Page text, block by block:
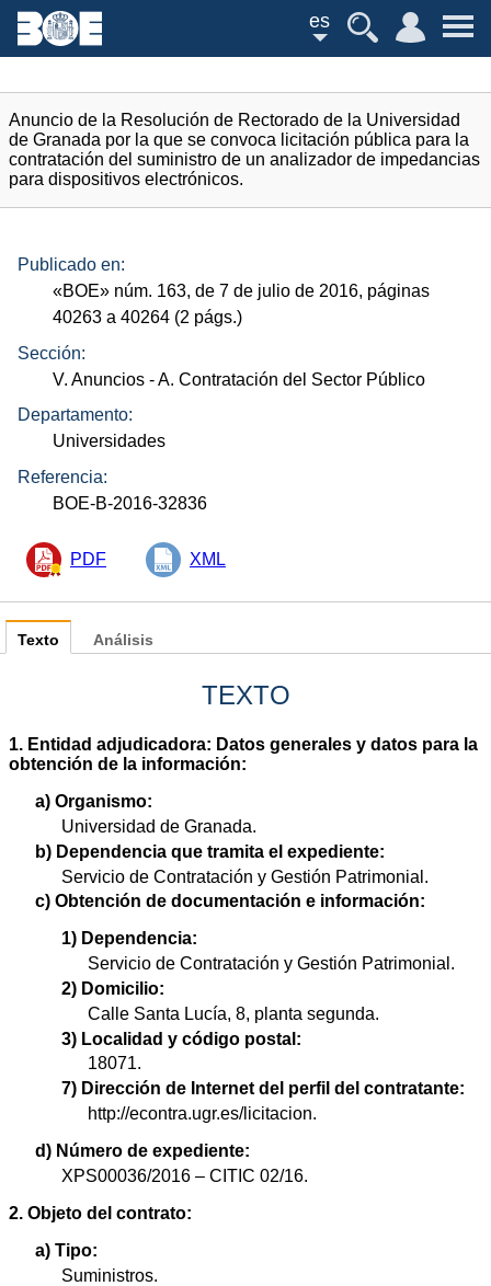
es
Anuncio de la Resolución de Rectorado de la Universidad
de Granada por la que se convoca licitación pública para la
contratación del suministro de un analizador de impedancias
para dispositivos electrónicos.
Publicado en:
«BOE» núm. 163, de 7 de julio de 2016, páginas
40263 a 40264 (2 págs.)
Sección:
V. Anuncios - A. Contratación del Sector Público
Departamento:
Universidades
Referencia:
BOE-B-2016-32836
PDF XML
Texto
TEXTO
1. Entidad adjudicadora: Datos generales y datos para la
obtención de la información:
a) Organismo:
Universidad de Granada.
b) Dependencia que tramita el expediente:
Servicio de Contratación y Gestión Patrimonial.
c) Obtención de documentación e información:
1) Dependencia:
Servicio de Contratación y Gestión Patrimonial.
2) Domicilio:
Calle Santa Lucía, 8, planta segunda.
3) Localidad y código postal:
18071.
7) Dirección de Internet del perfil del contratante:
http://econtra.ugr.es/licitacion.
d) Número de expediente:
XPS00036/2016 – CITIC 02/16.
2. Objeto del contrato:
a) Tipo:
Suministros.
Análisis